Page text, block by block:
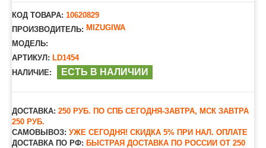
КОД ТОВАРА: 10620829
ПРОИЗВОДИТЕЛЬ: MIZUGIWA
МОДЕЛЬ:
АРТИКУЛ: LD1454
НАЛИЧИЕ:
ЕСТЬ В НАЛИЧИИ
ДОСТАВКА: 250 РУБ. ПО СПБ СЕГОДНЯ-ЗАВТРА, МСК ЗАВТРА
250 РУБ.
САМОВЫВОЗ: УЖЕ СЕГОДНЯ! СКИДКА 5% ПРИ НАЛ. ОПЛАТЕ
ДОСТАВКА ПО РФ: БЫСТРАЯ ДОСТАВКА ПО РОССИИ ОТ 250